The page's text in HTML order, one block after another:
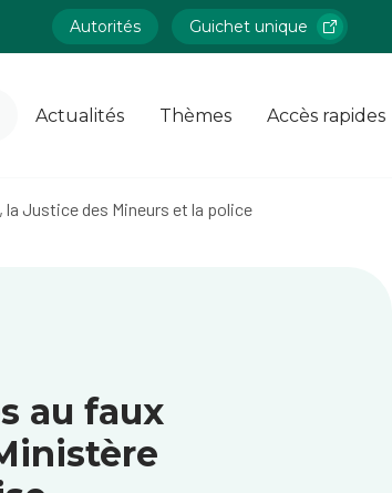
Autorités Guichet unique
Actualités Thèmes Accès rapides
Justice des Mineurs et la police
au faux